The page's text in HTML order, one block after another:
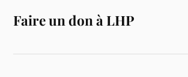
Faire un don à LHP